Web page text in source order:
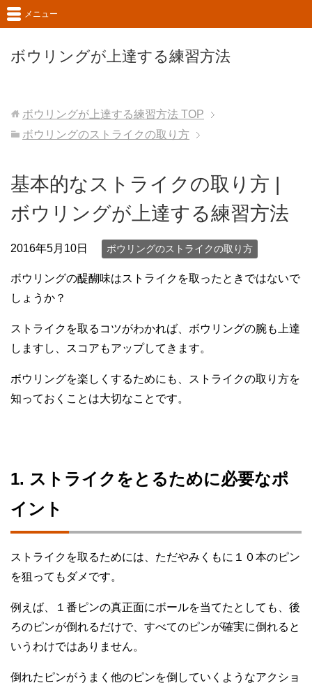
ボウリングが上達する練習方法
メニュー
ボウリングが上達する練習方法 TOP
ボウリングのストライクの取り方
基本的なストライクの取り方 |
ボウリングが上達する練習方法
2016年5月10日 ボウリングのストライクの取り方
ボウリングの醍醐味はストライクを取ったときではないで
しょうか？
ストライクを取るコツがわかれば、ボウリングの腕も上達
しますし、スコアもアップしてきます。
ボウリングを楽しくするためにも、ストライクの取り方を
知っておくことは大切なことです。
1. ストライクをとるために必要なポ
イント
ストライクを取るためには、ただやみくもに１０本のピン
を狙ってもダメです。
例えば、１番ピンの真正面にボールを当てたとしても、後
ろのピンが倒れるだけで、すべてのピンが確実に倒れると
いうわけではありません。
倒れたピンがうまく他のピンを倒していくようなアクショ